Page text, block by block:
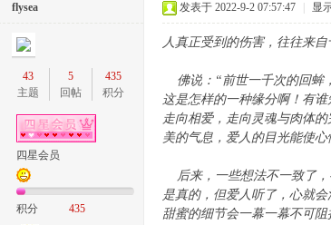
flysea
43
主题
5
回帖
435
积分
四星会员
积分 435
发表于 2022-9-2 07:57:47 显
人真正受到的伤害，往往来自
佛说：“前世一千次的回蛑
这是怎样的一种缘分啊！有
走向相爱，走向灵魂与肉体
美的气息，爱人的目光能使
后来，一些想法不一致了，
是真的，但爱人听了，心就
甜蜜的细节会一幕一幕不可